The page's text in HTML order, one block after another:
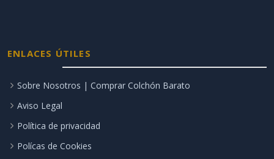
ENLACES ÚTILES
Sobre Nosotros | Comprar Colchón Barato
Aviso Legal
Política de privacidad
Polícas de Cookies